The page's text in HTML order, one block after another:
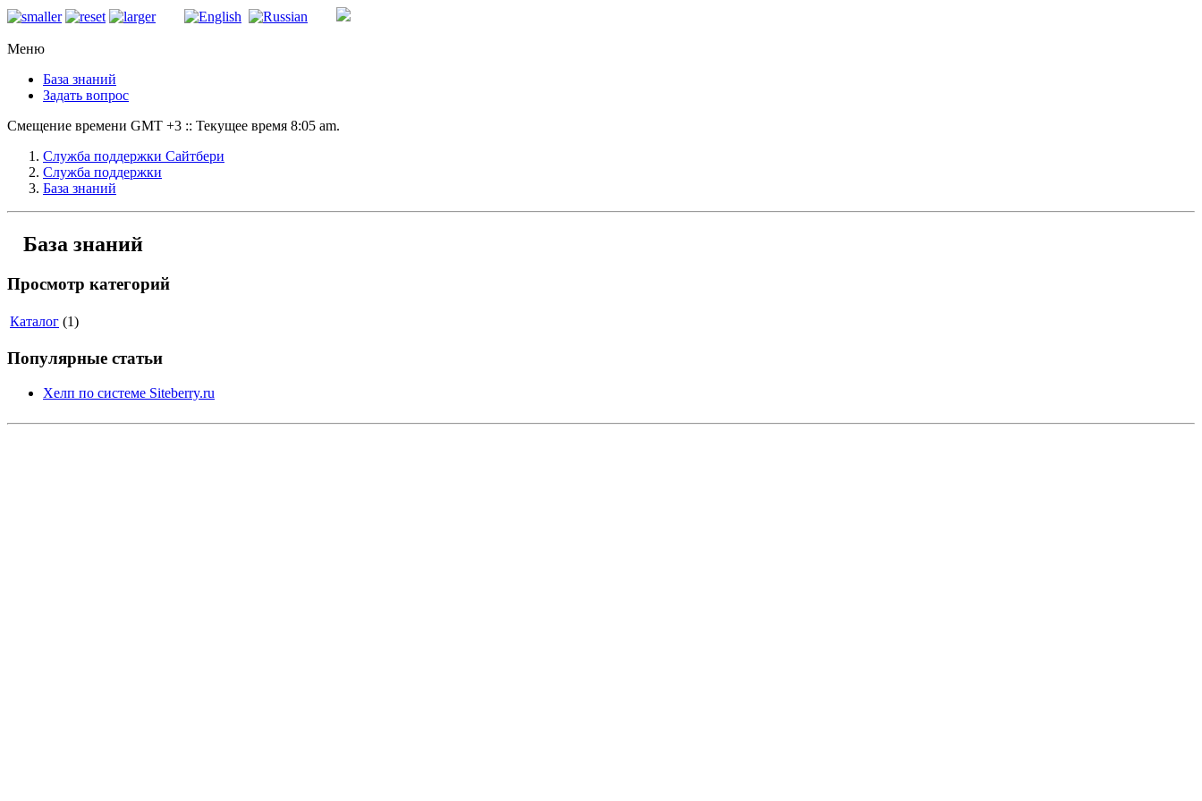
Меню
База знаний
Задать вопрос
Смещение времени GMT +3 :: Текущее время 8:05 am.
Служба поддержки Сайтбери
Служба поддержки
База знаний
База знаний
Просмотр категорий
Каталог (1)
Популярные статьи
Хелп по системе Siteberry.ru